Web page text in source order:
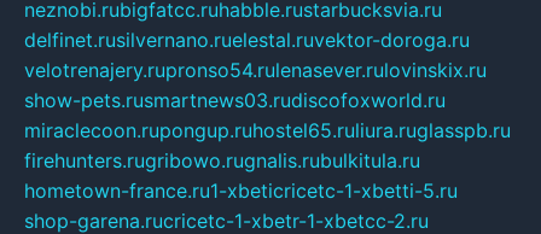
neznobi.rubigfatcc.ruhabble.rustarbucksvia.ru
delfinet.rusilvernano.ruelestal.ruvektor-doroga.ru
velotrenajery.rupronso54.rulenasever.rulovinskix.ru
show-pets.rusmartnews03.rudiscofoxworld.ru
miraclecoon.rupongup.ruhostel65.ruliura.ruglasspb.ru
firehunters.rugribowo.rugnalis.rubulkitula.ru
hometown-france.ru1-xbeticricetc-1-xbetti-5.ru
shop-garena.rucricetc-1-xbetr-1-xbetcc-2.ru